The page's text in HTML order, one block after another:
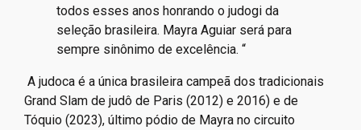
todos esses anos honrando o judogi da
seleção brasileira. Mayra Aguiar será para
sempre sinônimo de excelência. “
A judoca é a única brasileira campeã dos tradicionais
Grand Slam de judô de Paris (2012) e 2016) e de
Tóquio (2023), último pódio de Mayra no circuito